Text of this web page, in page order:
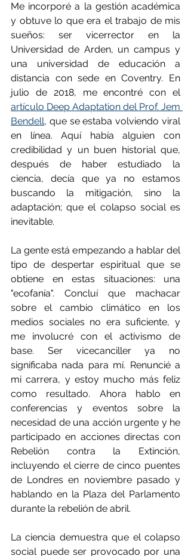
Me incorporé a la gestión académica
y obtuve lo que era el trabajo de mis
sueños: ser vicerrector en la
Universidad de Arden, un campus y
una universidad de educación a
distancia con sede en Coventry. En
julio de 2018, me encontré con el
artículo Deep Adaptation del Prof. Jem
Bendell, que se estaba volviendo viral
en línea. Aquí había alguien con
credibilidad y un buen historial que,
después de haber estudiado la
ciencia, decía que ya no estamos
buscando la mitigación, sino la
adaptación; que el colapso social es
inevitable.
La gente está empezando a hablar del
tipo de despertar espiritual que se
obtiene en estas situaciones: una
"ecofanía". Concluí que machacar
sobre el cambio climático en los
medios sociales no era suficiente, y
me involucré con el activismo de
base. Ser vicecanciller ya no
significaba nada para mí. Renuncié a
mi carrera, y estoy mucho más feliz
como resultado. Ahora hablo en
conferencias y eventos sobre la
necesidad de una acción urgente y he
participado en acciones directas con
Rebelión contra la Extinción,
incluyendo el cierre de cinco puentes
de Londres en noviembre pasado y
hablando en la Plaza del Parlamento
durante la rebelión de abril.
La ciencia demuestra que el colapso
social puede ser provocado por una